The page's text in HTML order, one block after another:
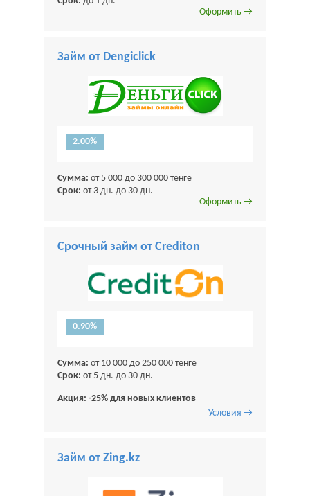
Оформить →
Займ от Dengiclick
2.00%
Сумма: от 5 000 до 300 000 тенге
Срок: от 3 дн. до 30 дн.
Оформить →
Срочный займ от Crediton
0.90%
Сумма: от 10 000 до 250 000 тенге
Срок: от 5 дн. до 30 дн.
Акция: -25% для новых клиентов
Условия →
Займ от Zing.kz